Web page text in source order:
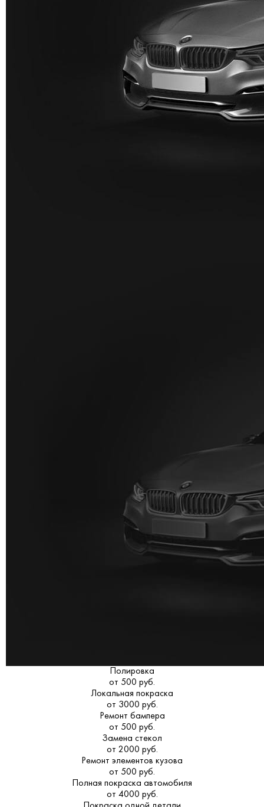
Полировка
от 500 руб.
Локальная покраска
от 3000 руб.
Ремонт бампера
от 500 руб.
Замена стекол
от 2000 руб.
Ремонт элементов кузова
от 500 руб.
Полная покраска автомобиля
от 4000 руб.